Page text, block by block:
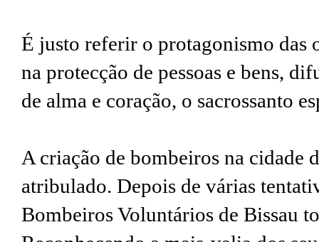
É justo referir o protagonismo das
na protecção de pessoas e bens,
de alma e coração, o sacrossanto
A criação de bombeiros na cidade
atribulado. Depois de várias
Bombeiros Voluntários de Bissau